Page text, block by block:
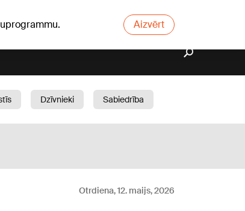
Aizvērt
Dzīvnieki
Sabiedrība
Otrdiena, 12. maijs, 2026